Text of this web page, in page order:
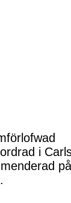
i